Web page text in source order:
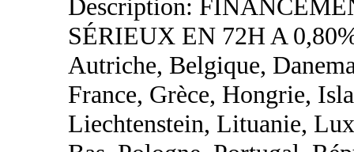
Description:
SÉRIEUX EN 72H A
Autriche, Belgique,
France, Grèce, Hongrie,
Liechtenstein, Lituanie,